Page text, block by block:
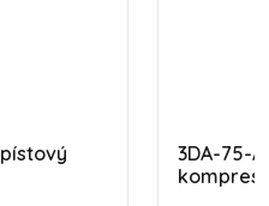
3DA-75-